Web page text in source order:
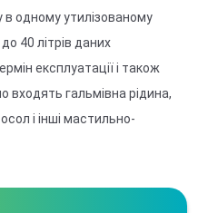
в одному утилізованому
40 літрів даних
експлуатації і також
входять гальмівна рідина,
і інші мастильно-